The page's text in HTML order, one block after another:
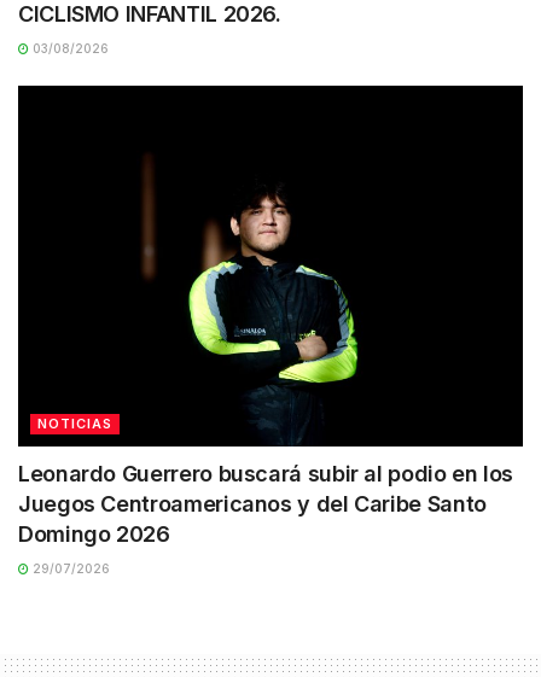
CICLISMO INFANTIL 2026.
03/08/2026
NOTICIAS
Leonardo Guerrero buscará subir al podio en los
Juegos Centroamericanos y del Caribe Santo
Domingo 2026
29/07/2026